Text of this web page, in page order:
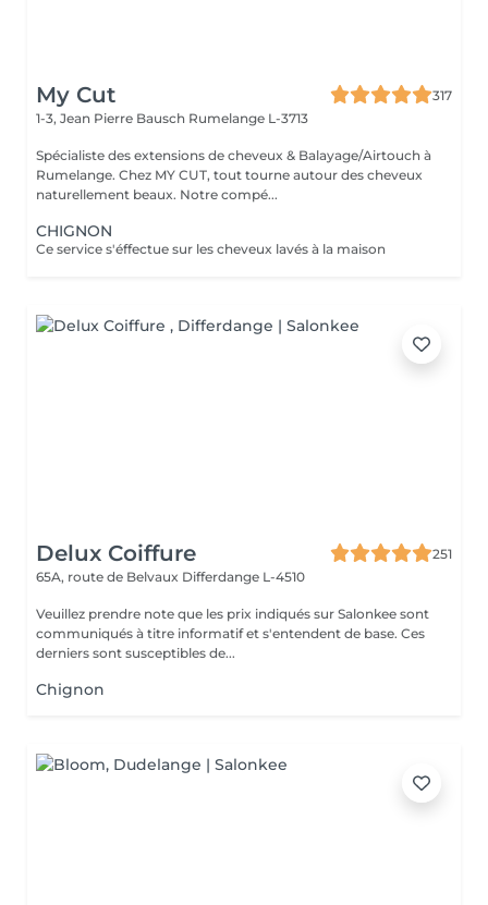
My Cut
317
1-3, Jean Pierre Bausch Rumelange L-3713
Spécialiste des extensions de cheveux & Balayage/Airtouch à
Rumelange. Chez MY CUT, tout tourne autour des cheveux
naturellement beaux. Notre compé...
CHIGNON
Ce service s'éffectue sur les cheveux lavés à la maison
Delux Coiffure
251
65A, route de Belvaux Differdange L-4510
Veuillez prendre note que les prix indiqués sur Salonkee sont
communiqués à titre informatif et s'entendent de base. Ces
derniers sont susceptibles de...
Chignon